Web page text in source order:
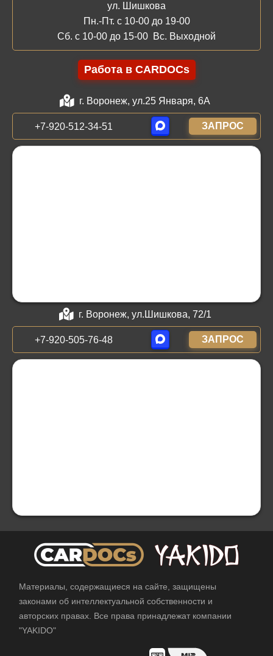
ул. Шишкова
Пн.-Пт. с 10-00 до 19-00
Сб. с 10-00 до 15-00 Вс. Выходной
Работа в CARDOCs
г. Воронеж, ул.25 Января, 6А
+7-920-512-34-51 ЗАПРОС
г. Воронеж, ул.Шишкова, 72/1
+7-920-505-76-48 ЗАПРОС
Материалы, содержащиеся на сайте, защищены
законами об интеллектуальной собственности и
авторских правах. Все права принадлежат компании
"YAKIDO"